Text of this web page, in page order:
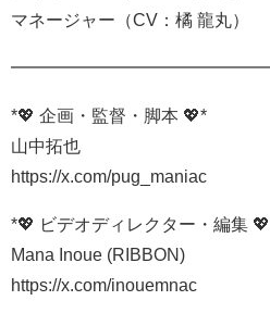
マネージャー（CV：橘 龍丸）
*💖 企画・監督・脚本 💖*
山中拓也
https://x.com/pug_maniac
*💖 ビデオディレクター・編集
Mana Inoue (RIBBON)
https://x.com/inouemnac